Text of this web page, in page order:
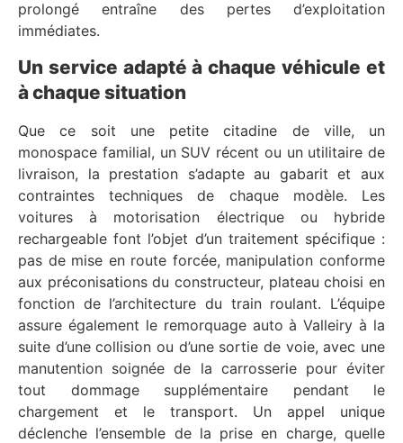
prolongé entraîne des pertes d’exploitation
immédiates.
Un service adapté à chaque véhicule et
à chaque situation
Que ce soit une petite citadine de ville, un
monospace familial, un SUV récent ou un utilitaire de
livraison, la prestation s’adapte au gabarit et aux
contraintes techniques de chaque modèle. Les
voitures à motorisation électrique ou hybride
rechargeable font l’objet d’un traitement spécifique :
pas de mise en route forcée, manipulation conforme
aux préconisations du constructeur, plateau choisi en
fonction de l’architecture du train roulant. L’équipe
assure également le remorquage auto à Valleiry à la
suite d’une collision ou d’une sortie de voie, avec une
manutention soignée de la carrosserie pour éviter
tout dommage supplémentaire pendant le
chargement et le transport. Un appel unique
déclenche l’ensemble de la prise en charge, quelle